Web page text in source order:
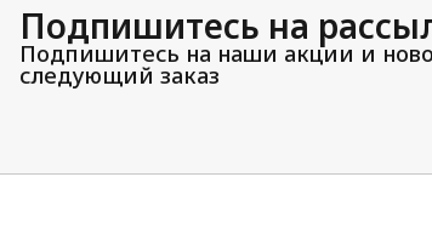
Подпишитесь на
Подпишитесь на наши акции и
следующий заказ